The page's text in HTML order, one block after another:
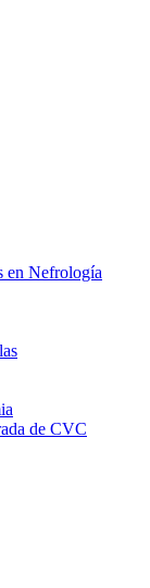
en Nefrología
de CVC